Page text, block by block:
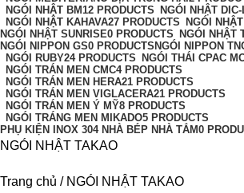
NGÓI NHẬT BM 12 PRODUCTS NGÓI NHẬT
NGÓI NHẬT KAHAVA27 PRODUCTS NGÓI
NGÓI NHẬT SUNRISE0 PRODUCTS NGÓI NHẬT
NGÓI NIPPON GS0 PRODUCTS NGÓI NIPPON
NGÓI RUBY24 PRODUCTS NGÓI THÁI CPAC
NGÓI TRÁN MEN CMC4 PRODUCTS
NGÓI TRÁN MEN HERA21 PRODUCTS
NGÓI TRÁN MEN VIGLACERA21 PRODUCTS
NGÓI TRÁN MEN Ý MỸ8 PRODUCTS
NGÓI TRÁNG MEN MIKADO5 PRODUCTS
PHỤ KIỆN INOX 304 NHÀ BÉP NHÀ TẮM0
NGÓI NHẬT TAKAO
Trang chủ
NGÓI NHẬT TAKAO